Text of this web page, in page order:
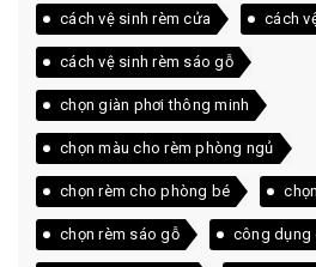
cách vệ sinh rèm cửa cách
cách vệ sinh rèm sáo gỗ
chọn giàn phơi thông minh
chọn màu cho rèm phòng ngủ
chọn rèm cho phòng bé
chọn rèm sáo gỗ công dụng